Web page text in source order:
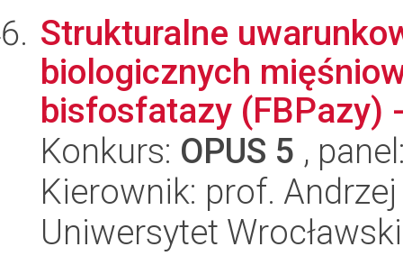
Strukturalne
biologicznych
bisfosfatazy (FBPazy)
Konkurs: OPUS 5 ,
Kierownik: prof.
Uniwersytet